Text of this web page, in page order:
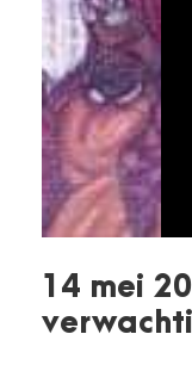
14 mei